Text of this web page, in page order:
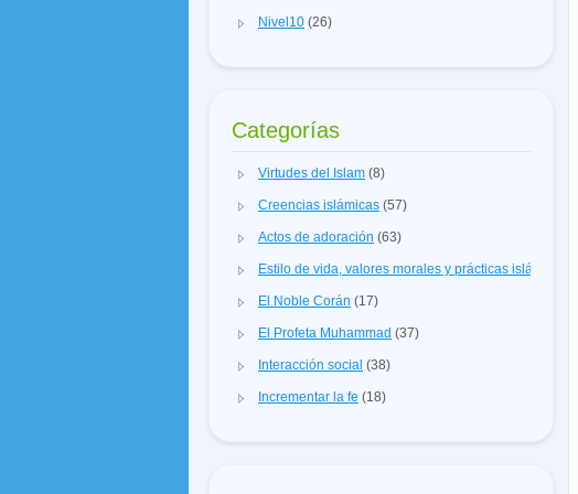
Nivel10 (26)
Categorías
Virtudes del Islam (8)
Creencias islámicas (57)
Actos de adoración (63)
Estilo de vida, valores morales y prácticas islámicas
El Noble Corán (17)
El Profeta Muhammad (37)
Interacción social (38)
Incrementar la fe (18)